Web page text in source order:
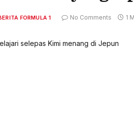
FORMULA 1 No Comments 1